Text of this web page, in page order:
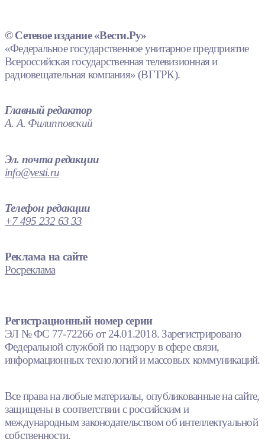
© Сетевое издание «Вести.Ру»
«Федеральное государственное унитарное предприятие
Всероссийская государственная телевизионная и
радиовещательная компания» (ВГТРК).
Главный редактор
А. А. Филипповский
Эл. почта редакции
info@vesti.ru
Телефон редакции
+7 495 232 63 33
Реклама на сайте
Росреклама
Регистрационный номер серии
ЭЛ № ФС 77-72266 от 24.01.2018. Зарегистрировано
Федеральной службой по надзору в сфере связи,
информационных технологий и массовых коммуникаций.
Все права на любые материалы, опубликованные на сайте,
защищены в соответствии с российским и
международным законодательством об интеллектуальной
собственности.